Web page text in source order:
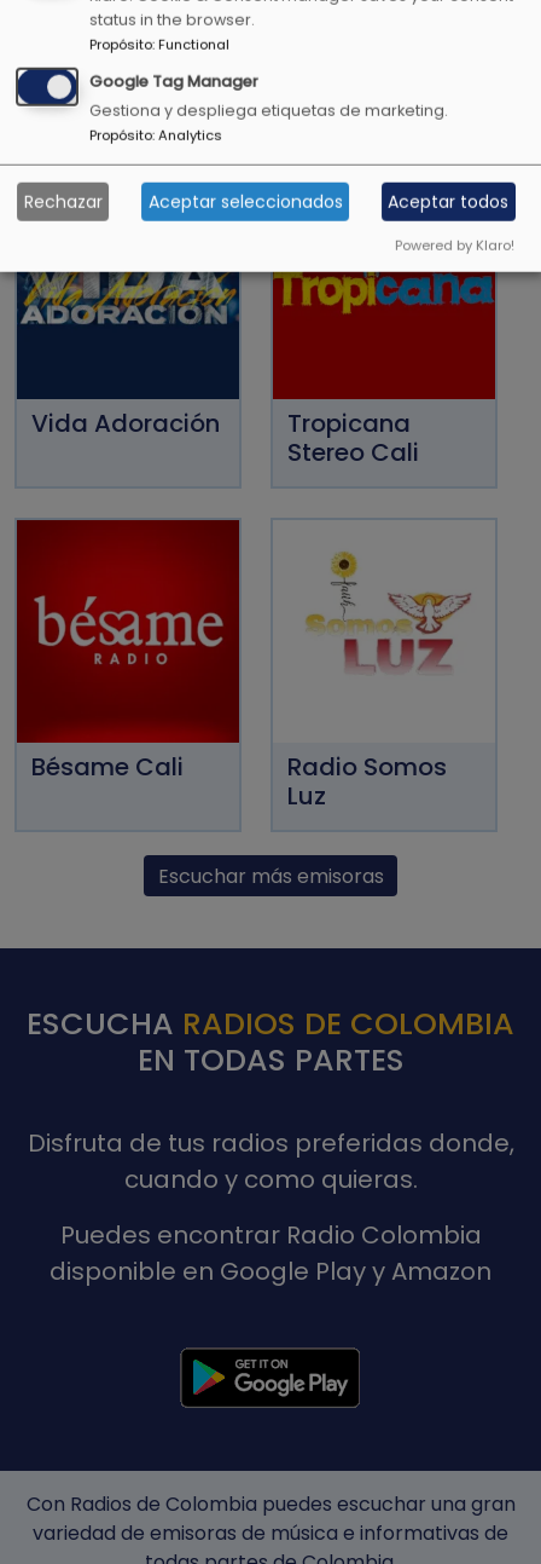
La Kalle
Estereo
Vida Adoración
Tropicana
Stereo Cali
Bésame Cali
Radio Somos
Luz
Escuchar más emisoras
ESCUCHA RADIOS DE COLOMBIA
EN TODAS PARTES
Disfruta de tus radios preferidas donde,
cuando y como quieras.
Puedes encontrar Radio Colombia
disponible en Google Play y Amazon
Con Radios de Colombia puedes escuchar una gran
variedad de emisoras de música e informativas de
status in the browser.
Propósito:Functional
Google Tag Manager
Gestiona y despliega etiquetas de marketing.
Propósito:Analytics
Rechazar Aceptar seleccionados Aceptar todos
Powered by Klaro!